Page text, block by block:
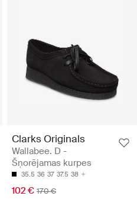
Clarks Originals
Wallabee. D -
Šņorējamas kurpes
35.5 36 37 37.5 38
102 € 170 €